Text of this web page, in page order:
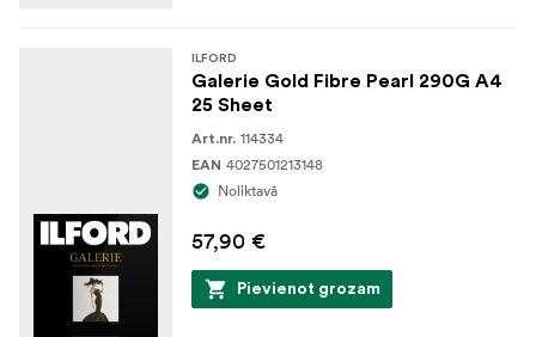
ILFORD
Galerie Gold Fibre Pearl 290G A4
25 Sheet
Art.nr. 114334
EAN 4027501213148
Noliktavā
57,90 €
Pievienot grozam